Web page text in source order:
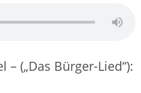
(„Das Bürger-Lied“):